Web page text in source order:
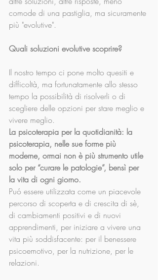
comode di una pastiglia, ma sicuramente
più "evolutive".
Quali soluzioni evolutive scoprire?
Il nostro tempo ci pone molto quesiti e
difficoltà, ma fortunatamente allo stesso
tempo la possibilità di risolverli o di
scegliere delle opzioni per stare meglio e
vivere meglio.
La psicoterapia per la quotidianità: la
psicoterapia, nelle sue forme più
moderne, ormai non è più strumento utile
solo per “curare le patologie”, bensì per
la vita di ogni giorno.
Puó essere utilizzata come un piacevole
percorso di scoperta e di crescita di sè,
di cambiamenti positivi e di nuovi
apprendimenti, per iniziare a vivere una
vita più soddisfacente: per il benessere
psicoemotivo, per la nutrizione, per le
relazioni.